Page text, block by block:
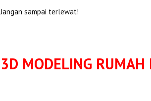
Jangan sampai terlewat!
3D MODELING